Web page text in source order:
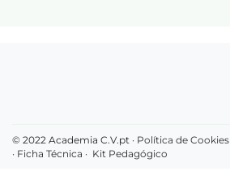
© 2022 Academia C.V.pt · Política de Cookies
· Ficha Técnica · Kit Pedagógico